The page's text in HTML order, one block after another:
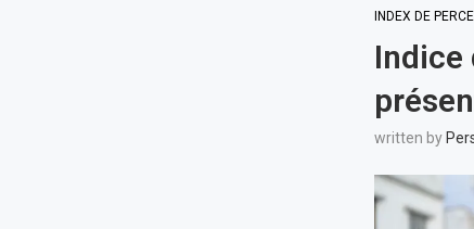
INDEX DE
Indice
written by